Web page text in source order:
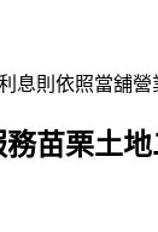
息則依照當舖
苗栗土